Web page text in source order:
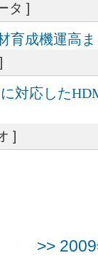
タ ]
育成機運高
対応した
]
>>